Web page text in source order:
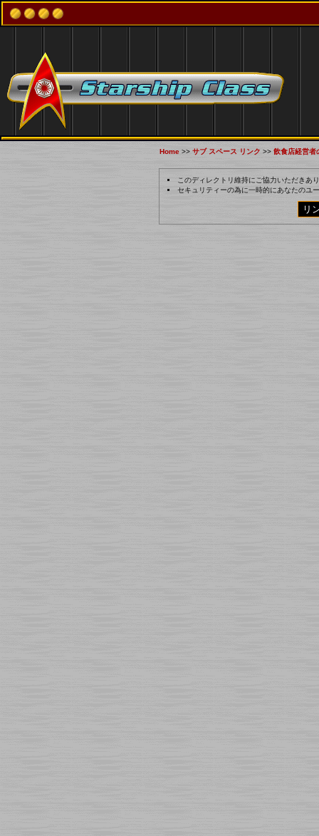
Home >> サブ スペース リンク >> 飲食店経営者
このディレクトリ維持にご協力いただきあ
セキュリティーの為に一時的にあなたのユ